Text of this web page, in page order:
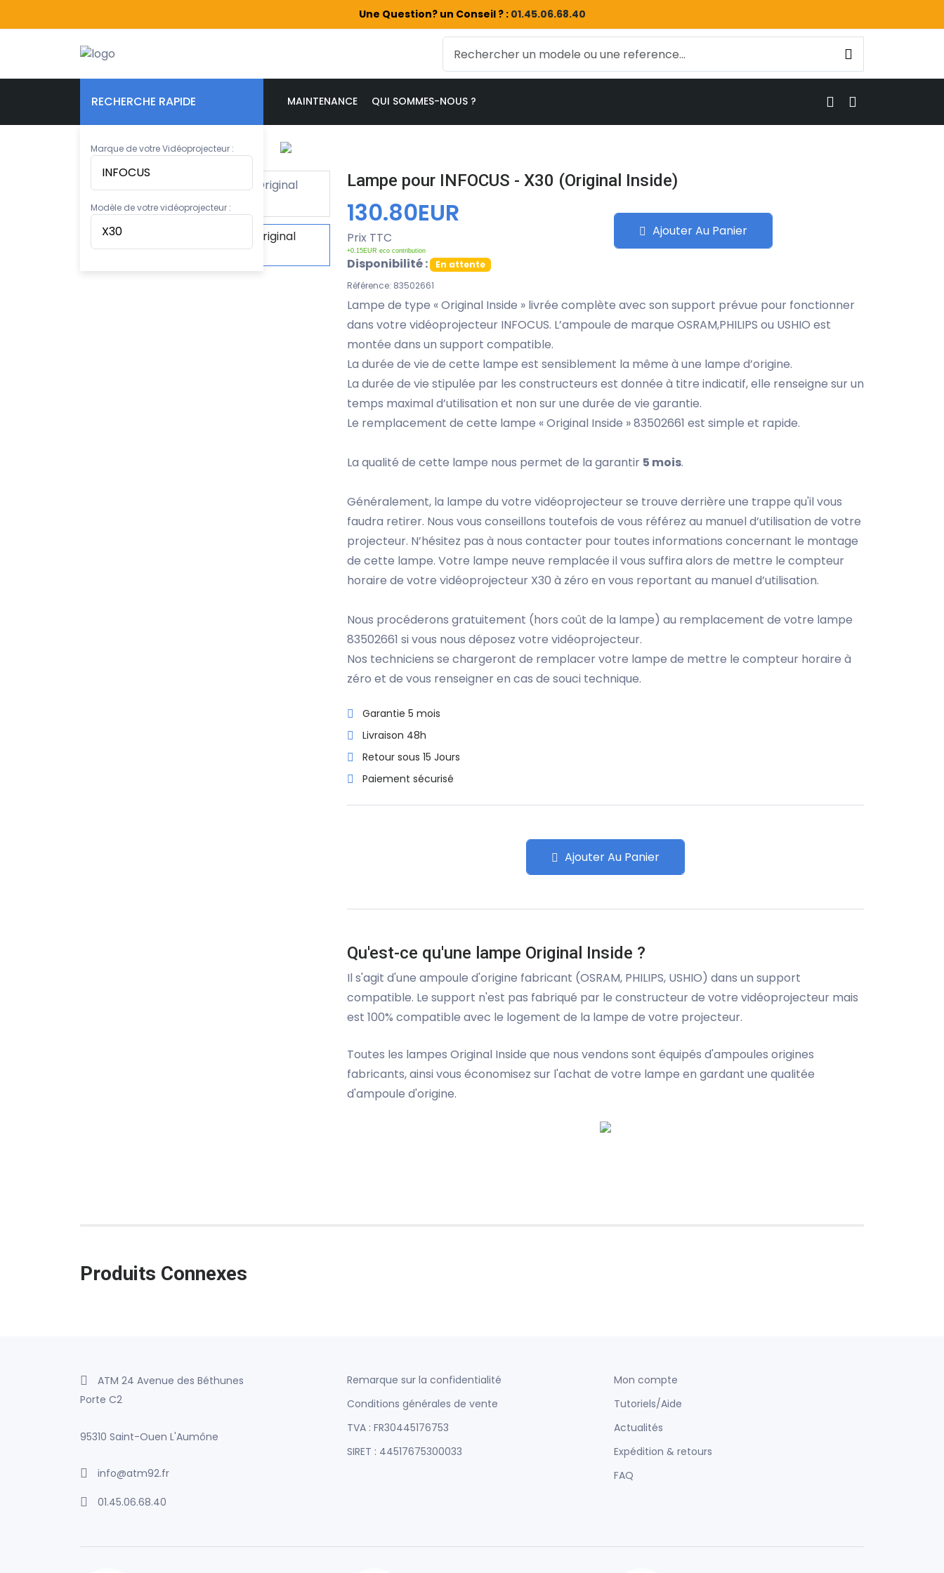
Une Question? un Conseil ? : 01.45.06.68.40
RECHERCHE RAPIDE
Marque de votre Vidéoprojecteur :
Modèle de votre vidéoprojecteur :
MAINTENANCE QUI SOMMES-NOUS ?
Lampe pour INFOCUS - X30 (Original Inside)
130.80EUR
Prix TTC
+0.15EUR eco contribution
Disponibilité :
En attente
Référence: 83502661
Ajouter Au Panier
Lampe de type « Original Inside » livrée complète avec son support prévue pour fonctionner
dans votre vidéoprojecteur INFOCUS. L’ampoule de marque OSRAM,PHILIPS ou USHIO est
montée dans un support compatible.
La durée de vie de cette lampe est sensiblement la même à une lampe d’origine.
La durée de vie stipulée par les constructeurs est donnée à titre indicatif, elle renseigne sur un
temps maximal d’utilisation et non sur une durée de vie garantie.
Le remplacement de cette lampe « Original Inside » 83502661 est simple et rapide.
La qualité de cette lampe nous permet de la garantir 5 mois.
Généralement, la lampe du votre vidéoprojecteur se trouve derrière une trappe qu'il vous
faudra retirer. Nous vous conseillons toutefois de vous référez au manuel d’utilisation de votre
projecteur. N’hésitez pas à nous contacter pour toutes informations concernant le montage
de cette lampe. Votre lampe neuve remplacée il vous suffira alors de mettre le compteur
horaire de votre vidéoprojecteur X30 à zéro en vous reportant au manuel d’utilisation.
Nous procéderons gratuitement (hors coût de la lampe) au remplacement de votre lampe
83502661 si vous nous déposez votre vidéoprojecteur.
Nos techniciens se chargeront de remplacer votre lampe de mettre le compteur horaire à
zéro et de vous renseigner en cas de souci technique.
Garantie 5 mois
Livraison 48h
Retour sous 15 Jours
Paiement sécurisé
Ajouter Au Panier
Qu'est-ce qu'une lampe Original Inside ?
Il s'agit d'une ampoule d'origine fabricant (OSRAM, PHILIPS, USHIO) dans un support
compatible. Le support n'est pas fabriqué par le constructeur de votre vidéoprojecteur mais
est 100% compatible avec le logement de la lampe de votre projecteur.
Toutes les lampes Original Inside que nous vendons sont équipés d'ampoules origines
fabricants, ainsi vous économisez sur l'achat de votre lampe en gardant une qualitée
d'ampoule d'origine.
Produits Connexes
ATM 24 Avenue des Béthunes
Porte C2
95310 Saint-Ouen L'Aumône
info@atm92.fr
01.45.06.68.40
Remarque sur la confidentialité
Conditions générales de vente
TVA : FR30445176753
SIRET : 44517675300033
Mon compte
Tutoriels/Aide
Actualités
Expédition & retours
FAQ